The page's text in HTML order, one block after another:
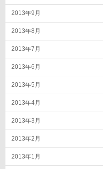
2013年9月
2013年8月
2013年7月
2013年6月
2013年5月
2013年4月
2013年3月
2013年2月
2013年1月